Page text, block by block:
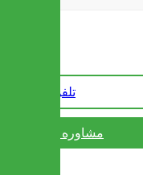
تلفن فروش
مشاوره واتس آپ